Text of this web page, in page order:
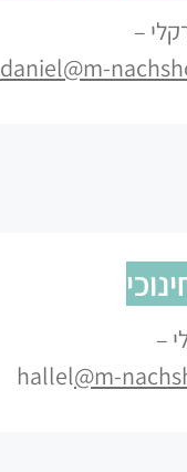
–
daniel@m-
–
hallel@m-